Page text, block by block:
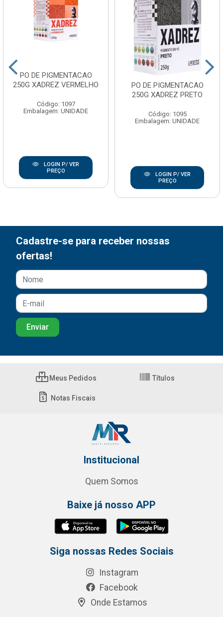
PO DE PIGMENTACAO
250G XADREZ VERMELHO
Código: 1097
Embalagem: UNIDADE
LOGIN P/ VER
PREÇO
PO DE PIGMENTACAO
250G XADREZ PRETO
Código: 1095
Embalagem: UNIDADE
LOGIN P/ VER
PREÇO
Cadastre-se para receber nossas
ofertas!
Meus Pedidos Títulos
Notas Fiscais
Institucional
Quem Somos
Baixe já nosso APP
Siga nossas Redes Sociais
Instagram
Facebook
Onde Estamos